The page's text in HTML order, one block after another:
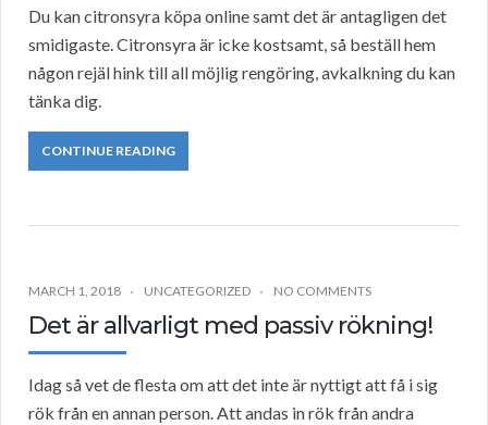
Du kan citronsyra köpa online samt det är antagligen det
smidigaste. Citronsyra är icke kostsamt, så beställ hem
någon rejäl hink till all möjlig rengöring, avkalkning du kan
tänka dig.
CONTINUE READING
MARCH 1, 2018 UNCATEGORIZED NO COMMENTS
Det är allvarligt med passiv rökning!
Idag så vet de flesta om att det inte är nyttigt att få i sig
rök från en annan person. Att andas in rök från andra